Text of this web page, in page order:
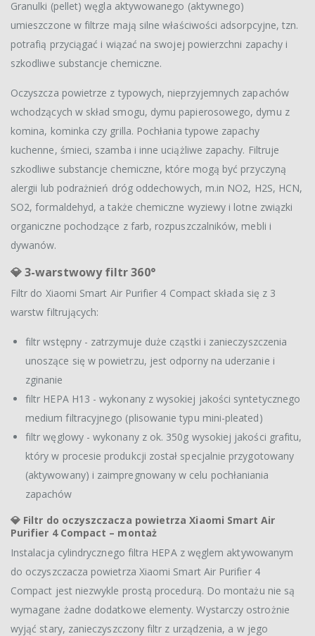
Granulki (pellet) węgla aktywowanego (aktywnego)
umieszczone w filtrze mają silne właściwości adsorpcyjne, tzn.
potrafią przyciągać i wiązać na swojej powierzchni zapachy i
szkodliwe substancje chemiczne.
Oczyszcza powietrze z typowych, nieprzyjemnych zapachów
wchodzących w skład smogu, dymu papierosowego, dymu z
komina, kominka czy grilla. Pochłania typowe zapachy
kuchenne, śmieci, szamba i inne uciążliwe zapachy. Filtruje
szkodliwe substancje chemiczne, które mogą być przyczyną
alergii lub podrażnień dróg oddechowych, m.in NO2, H2S, HCN,
SO2, formaldehyd, a także chemiczne wyziewy i lotne związki
organiczne pochodzące z farb, rozpuszczalników, mebli i
dywanów.
💎 3-warstwowy filtr 360°
Filtr do Xiaomi Smart Air Purifier 4 Compact składa się z 3
warstw filtrujących:
filtr wstępny - zatrzymuje duże cząstki i zanieczyszczenia
unoszące się w powietrzu, jest odporny na uderzanie i
zginanie
filtr HEPA H13 - wykonany z wysokiej jakości syntetycznego
medium filtracyjnego (plisowanie typu mini-pleated)
filtr węglowy - wykonany z ok. 350g wysokiej jakości grafitu,
który w procesie produkcji został specjalnie przygotowany
(aktywowany) i zaimpregnowany w celu pochłaniania
zapachów
💎 Filtr do oczyszczacza powietrza Xiaomi Smart Air
Purifier 4 Compact – montaż
Instalacja cylindrycznego filtra HEPA z węglem aktywowanym
do oczyszczacza powietrza Xiaomi Smart Air Purifier 4
Compact jest niezwykle prostą procedurą. Do montażu nie są
wymagane żadne dodatkowe elementy. Wystarczy ostrożnie
wyjąć stary, zanieczyszczony filtr z urządzenia, a w jego